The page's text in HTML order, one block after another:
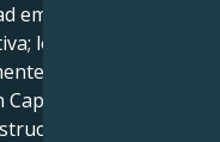
emocional, la
los Cáncer son
conectados con
es una
disciplina y